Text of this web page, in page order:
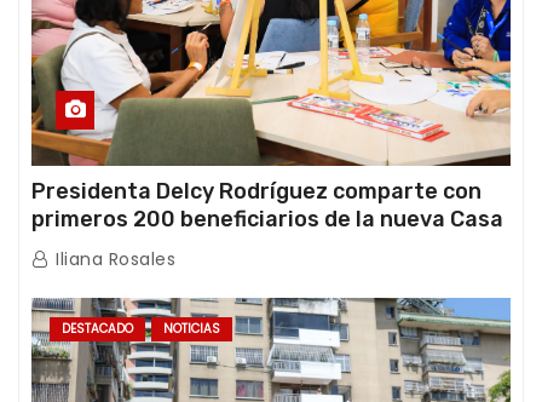
Presidenta Delcy Rodríguez comparte con
primeros 200 beneficiarios de la nueva Casa
de los Abuelos “La Primavera” en Caracas
Iliana Rosales
DESTACADO NOTICIAS